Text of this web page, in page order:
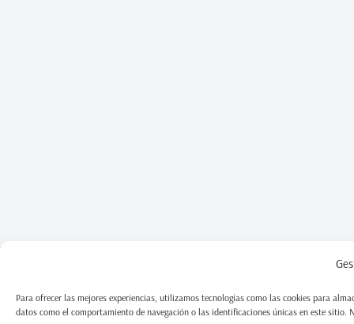
Para ofrecer las mejores experiencias, utilizamos tecnologías como las cookies para
datos como el comportamiento de navegación o las identificaciones únicas en este